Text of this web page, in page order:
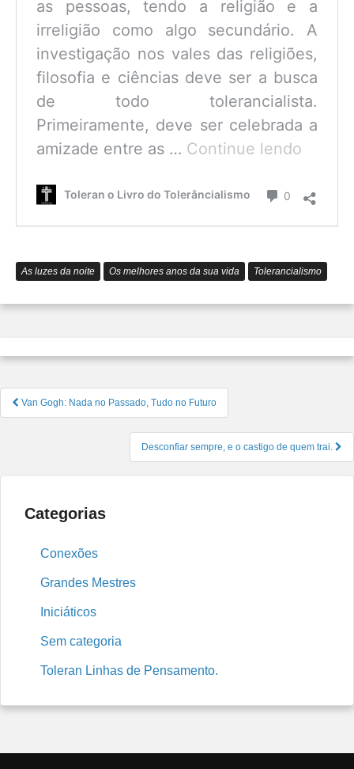
as pessoas, tendo a religião e a
irreligião como algo secundário. A
investigação nos vales das religiões,
filosofia e ciências deve ser a busca
de todo tolerancialista.
Primeiramente, deve ser celebrada a
amizade entre as … Continue lendo
é
Toleran o Livro do Tolerâncialismo 0 Comentário
As luzes da noite Os melhores anos da sua vida Tolerancialismo
Navegação
de
Van Gogh: Nada no Passado, Tudo no Futuro
Desconfiar sempre, e o castigo de quem trai.
Categorias
Conexões
Grandes Mestres
Iniciáticos
Sem categoria
Toleran Linhas de Pensamento.